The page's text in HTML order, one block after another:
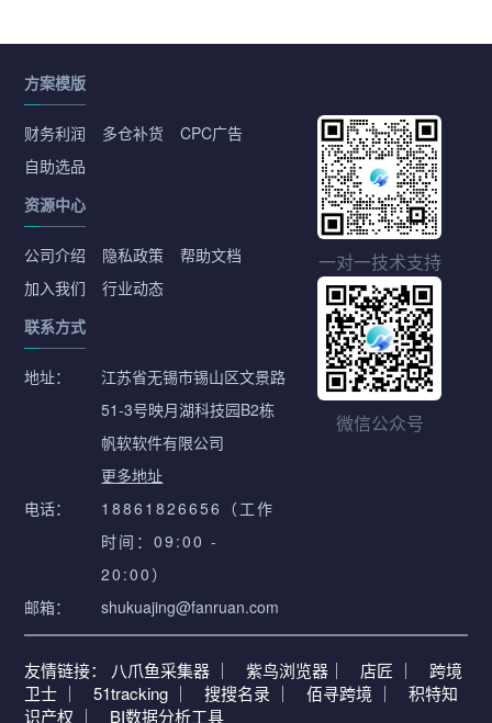
方案模版
财务利润 多仓补货
CPC广告
自助选品
资源中心
公司介绍 隐私政策
帮助文档
加入我们
行业动态
联系方式
地址：
江苏省无锡市锡山区文景路
51-3号映月湖科技园B2栋
帆软软件有限公司
更多地址
电话：
18861826656（工作
时间：09:00 -
20:00）
邮箱：
shukuajing@fanruan.com
一对一技术支持
微信公众号
友情链接： 八爪鱼采集器 ｜ 紫鸟浏览器｜ 店匠 ｜
跨境
卫士 ｜
51tracking ｜ 搜搜名录 ｜ 佰寻跨境 ｜
积特知
识产权 ｜
BI数据分析工具